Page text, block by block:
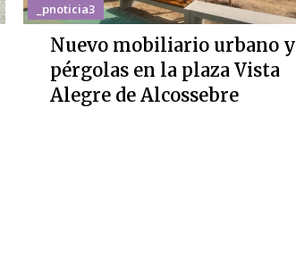
_pnoticia3
Nuevo mobiliario urbano y
pérgolas en la plaza Vista
Alegre de Alcossebre